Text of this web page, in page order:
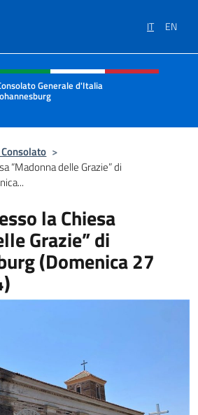
IT EN
social e menù
Generale d'Italia
>
“Madonna delle Grazie” di
la Chiesa
Grazie” di
(Domenica 27